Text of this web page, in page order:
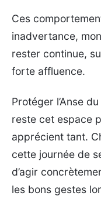
Ces
inadvertance,
rester continue,
forte affluence.
Protéger l’Anse
reste cet espace
apprécient tant.
cette journée de
d’agir
les bons gestes